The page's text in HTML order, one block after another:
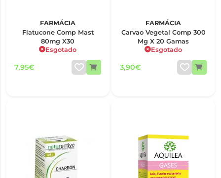
FARMÁCIA
Flatucone Comp Mast
80mg X30
Esgotado
7,95€
FARMÁCIA
Carvao Vegetal Comp 300
Mg X 20 Gamas
Esgotado
3,90€